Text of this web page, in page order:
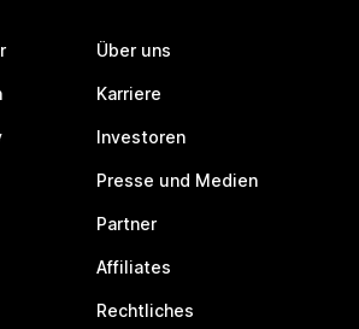
Über uns
Karriere
Investoren
Presse und Medien
Partner
Affiliates
Rechtliches